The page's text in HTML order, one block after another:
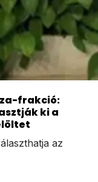
frakció:
ki a
az